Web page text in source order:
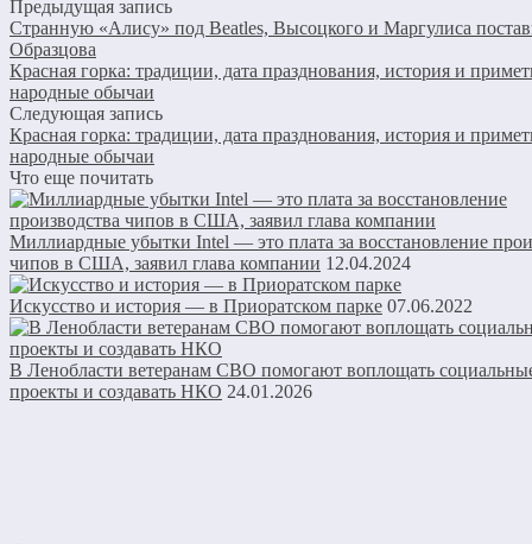
Предыдущая запись
Странную «Алису» под Beatles, Высоцкого и Маргулиса
Образцова
Красная горка: традиции, дата празднования, история и
народные обычаи
Следующая запись
Красная горка: традиции, дата празднования, история и
народные обычаи
Что еще почитать
Миллиардные убытки Intel — это плата за восстановление
чипов в США, заявил глава компании 12.04.2024
Искусство и история — в Приоратском парке 07.06.2022
В Ленобласти ветеранам СВО помогают воплощать
проекты и создавать НКО 24.01.2026